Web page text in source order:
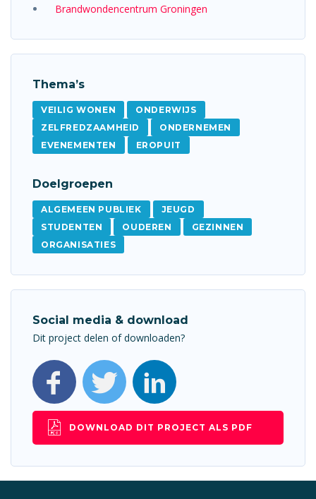
Brandwondencentrum Groningen
Thema’s
VEILIG WONEN
ONDERWIJS
ZELFREDZAAMHEID
ONDERNEMEN
EVENEMENTEN
EROPUIT
Doelgroepen
ALGEMEEN PUBLIEK
JEUGD
STUDENTEN
OUDEREN
GEZINNEN
ORGANISATIES
Social media & download
Dit project delen of downloaden?
DOWNLOAD DIT PROJECT ALS PDF